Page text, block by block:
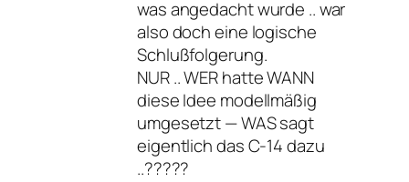
was angedacht wurde .. war
also doch eine logische
Schlußfolgerung.
NUR .. WER hatte WANN
diese Idee modellmäßig
umgesetzt — WAS sagt
eigentlich das C-14 dazu
..?????